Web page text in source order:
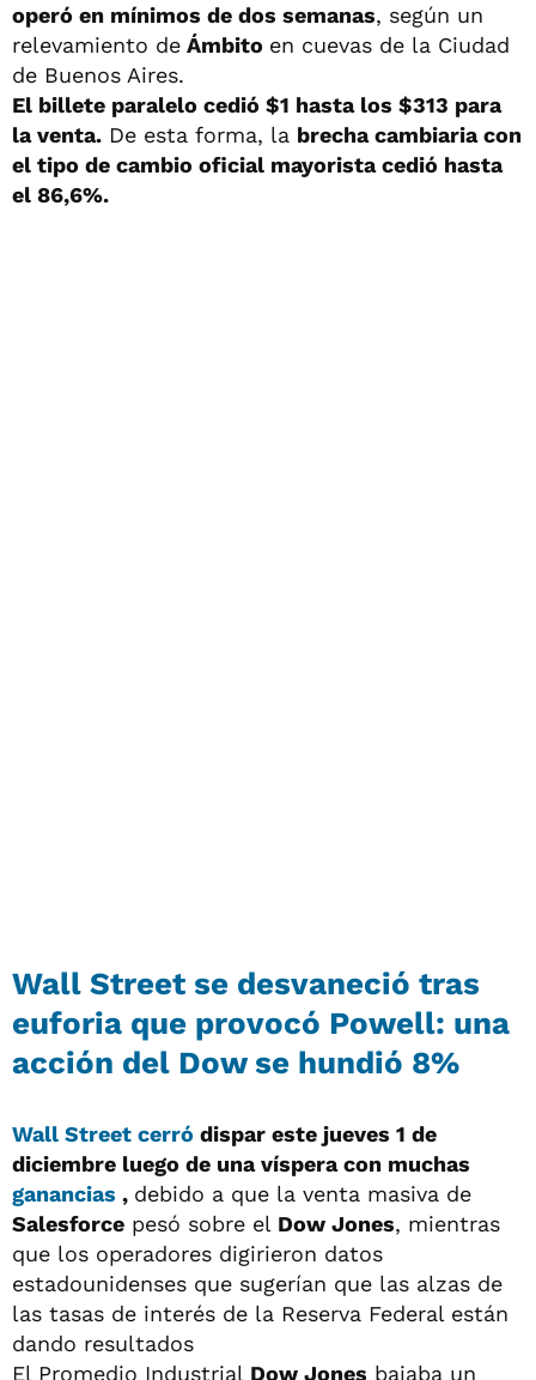
operó en mínimos de dos semanas, según un
relevamiento de Ámbito en cuevas de la Ciudad
de Buenos Aires.
El billete paralelo cedió $1 hasta los $313 para
la venta. De esta forma, la brecha cambiaria con
el tipo de cambio oficial mayorista cedió hasta
el 86,6%.
Wall Street se desvaneció tras
euforia que provocó Powell: una
acción del Dow se hundió 8%
Wall Street cerró dispar este jueves 1 de
diciembre luego de una víspera con muchas
ganancias , debido a que la venta masiva de
Salesforce pesó sobre el Dow Jones, mientras
que los operadores digirieron datos
estadounidenses que sugerían que las alzas de
las tasas de interés de la Reserva Federal están
dando resultados
El Promedio Industrial Dow Jones bajaba un